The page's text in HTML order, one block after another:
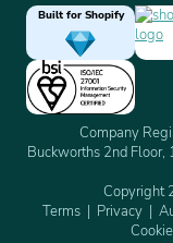
Built for Shopify
Company
Buckworths 2nd Floor,
Copyright
Terms
Privacy